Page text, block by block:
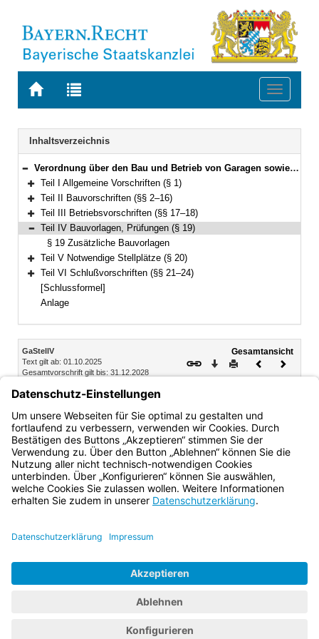
Zur
BAYERN.RECHT
Zur
letzten
Suche
Toggle
Navigation
Inhaltsverzeichnis
Bereich reduzieren
Verordnung über den Bau und Betrieb von Garagen sowie über die Zahl der notwendigen Stellplätze (Garagen- und Stellplatzverordnung – GaStellV) Vom 30. November 1993 (GVBl. S. 910) BayRS 2132-1-4-B (§§ 1–24)
Bereich erweitern
Teil I Allgemeine Vorschriften (§ 1)
Bereich erweitern
Teil II Bauvorschriften (§§ 2–16)
Bereich erweitern
Teil III Betriebsvorschriften (§§ 17–18)
Bereich reduzieren
Teil IV Bauvorlagen, Prüfungen (§ 19)
§ 19 Zusätzliche Bauvorlagen
Bereich erweitern
Teil V Notwendige Stellplätze (§ 20)
Bereich erweitern
Teil VI Schlußvorschriften (§§ 21–24)
[Schlussformel]
Anlage
Inhalt
GaStellV
Text gilt ab: 01.10.2025
Gesamtvorschrift gilt bis: 31.12.2028
Gesamtansicht
Download
DruckenVorheriges
Teil IV Bauvorlagen, Prüfungen
§ 19 Zusätzliche Bauvorlagen
Bayern.de
BayernPortal
Impressum